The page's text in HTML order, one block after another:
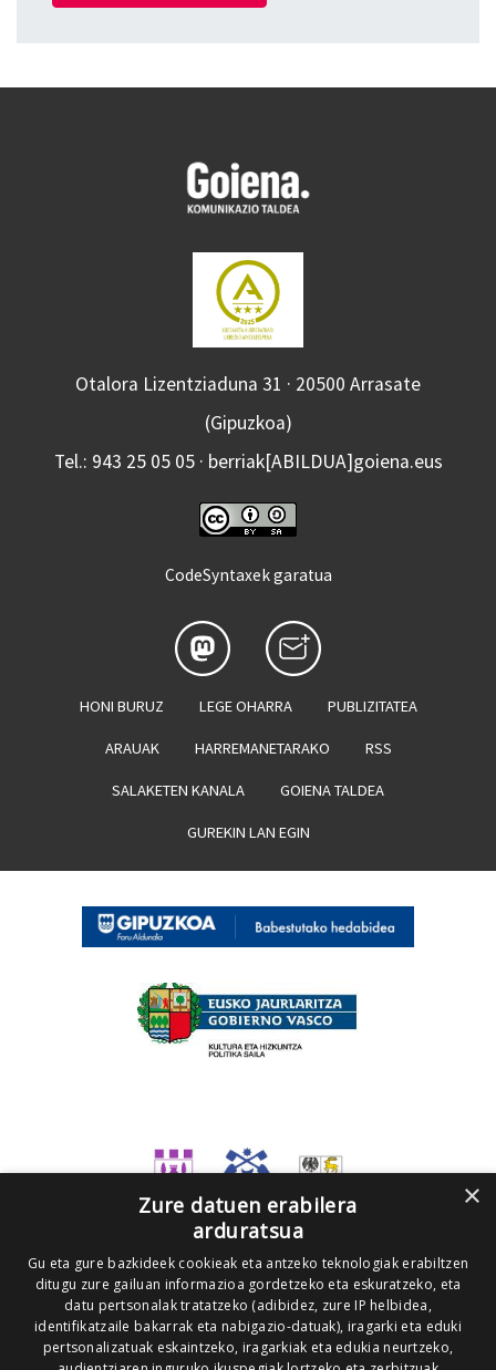
Otalora Lizentziaduna 31 · 20500 Arrasate
(Gipuzkoa)
Tel.: 943 25 05 05 · berriak[ABILDUA]goiena.eus
CodeSyntaxek garatua
HONI BURUZ LEGE OHARRA PUBLIZITATEA
ARAUAK HARREMANETARAKO RSS
SALAKETEN KANALA GOIENA TALDEA
GUREKIN LAN EGIN
×
Zure datuen erabilera
arduratsua
Gu eta gure bazkideek cookieak eta antzeko teknologiak erabiltzen
ditugu zure gailuan informazioa gordetzeko eta eskuratzeko, eta
datu pertsonalak tratatzeko (adibidez, zure IP helbidea,
identifikatzaile bakarrak eta nabigazio-datuak), iragarki eta eduki
pertsonalizatuak eskaintzeko, iragarkiak eta edukia neurtzeko,